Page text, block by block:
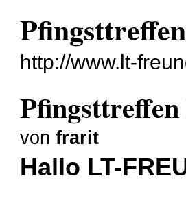
http://www.lt-
vonfrarit
Hallo LT-